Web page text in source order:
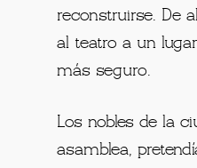
reconstruirse. De
al teatro a un
más seguro.
Los nobles de la
asamblea,